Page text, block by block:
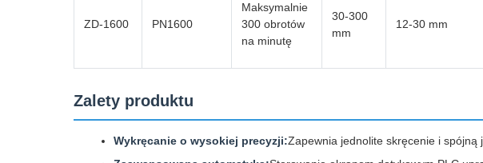
ZD-1600 PN1600
Maksymalnie
300 obrotów
na minutę
30-300
mm
12-30 mm
Zalety produktu
Wykręcanie o wysokiej precyzji:Zapewnia jednolite skręcenie i spójną